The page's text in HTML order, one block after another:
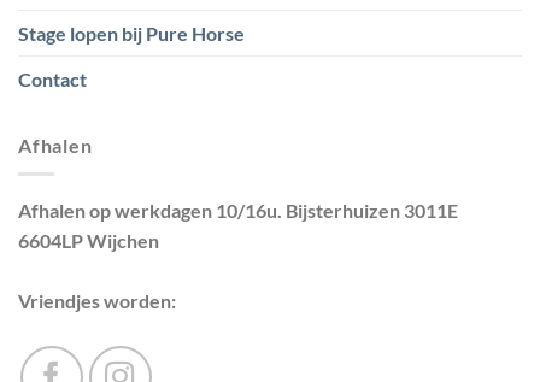
Stage lopen bij Pure Horse
Contact
Afhalen
Afhalen op werkdagen 10/16u. Bijsterhuizen 3011E
6604LP Wijchen
Vriendjes worden: